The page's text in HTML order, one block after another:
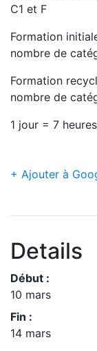
C1 et F
Formation
nombre de
Formation
nombre de
1 jour = 7 heures
+ Ajouter à
Details
Début :
10 mars
Fin :
14 mars